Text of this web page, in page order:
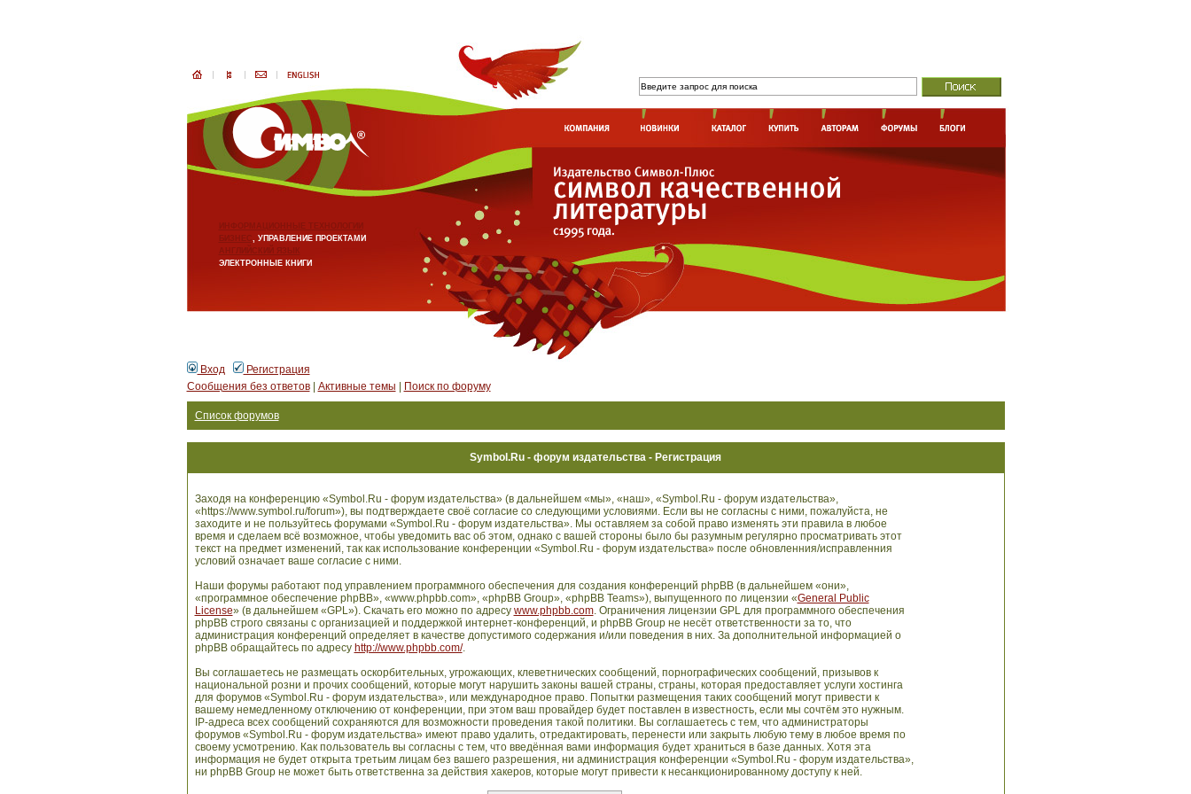
ИНФОРМАЦИОННЫЕ ТЕХНОЛОГИИ
БИЗНЕС, УПРАВЛЕНИЕ ПРОЕКТАМИ
АНГЛИЙСКИЙ ЯЗЫК
ЭЛЕКТРОННЫЕ КНИГИ
Вход
Регистрация
Сообщения без ответов| Активные темы Поиск по форуму
Список форумов
Symbol.Ru - форум издательства - Регистрация
Заходя на конференцию «Symbol.Ru - форум издательства» (в дальнейшем «мы», «наш», «Symbol.Ru - форум издательства»,
«https://www.symbol.ru/forum»), вы подтверждаете своё согласие со следующими условиями. Если вы не согласны с ними, пожалуйста, не
заходите и не пользуйтесь форумами «Symbol.Ru - форум издательства». Мы оставляем за собой право изменять эти правила в любое
время и сделаем всё возможное, чтобы уведомить вас об этом, однако с вашей стороны было бы разумным регулярно просматривать этот
текст на предмет изменений, так как использование конференции «Symbol.Ru - форум издательства» после обновленния/исправленния
условий означает ваше согласие с ними.
Наши форумы работают под управлением программного обеспечения для создания конференций phpBB (в дальнейшем «они»,
«программное обеспечение phpBB», «www.phpbb.com», «phpBB Group», «phpBB Teams»), выпущенного по лицензии «General Public
License» (в дальнейшем «GPL»). Скачать его можно по адресу www.phpbb.com. Ограничения лицензии GPL для программного обеспечения
phpBB строго связаны с организацией и поддержкой интернет-конференций, и phpBB Group не несёт ответственности за то, что
администрация конференций определяет в качестве допустимого содержания и/или поведения в них. За дополнительной информацией о
phpBB обращайтесь по адресу http://www.phpbb.com/.
Вы соглашаетесь не размещать оскорбительных, угрожающих, клеветнических сообщений, порнографических сообщений, призывов к
национальной розни и прочих сообщений, которые могут нарушить законы вашей страны, страны, которая предоставляет услуги хостинга
для форумов «Symbol.Ru - форум издательства», или международное право. Попытки размещения таких сообщений могут привести к
вашему немедленному отключению от конференции, при этом ваш провайдер будет поставлен в известность, если мы сочтём это нужным.
IP-адреса всех сообщений сохраняются для возможности проведения такой политики. Вы соглашаетесь с тем, что администраторы
форумов «Symbol.Ru - форум издательства» имеют право удалить, отредактировать, перенести или закрыть любую тему в любое время по
своему усмотрению. Как пользователь вы согласны с тем, что введённая вами информация будет храниться в базе данных. Хотя эта
информация не будет открыта третьим лицам без вашего разрешения, ни администрация конференции «Symbol.Ru - форум издательства»,
ни phpBB Group не может быть ответственна за действия хакеров, которые могут привести к несанкционированному доступу к ней.